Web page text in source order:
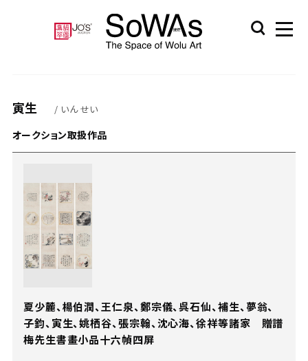
寅生 / いん せい
オークション取扱作品
夏少麓、楊伯潤、王仁泉、鄭宗儀、呉石仙、補生、夢翁、
子鈞、寅生、姚栖谷、張宗翰、沈心海、徐祥等諸家 贈譜
梅先生書畫小品十六幀四屏